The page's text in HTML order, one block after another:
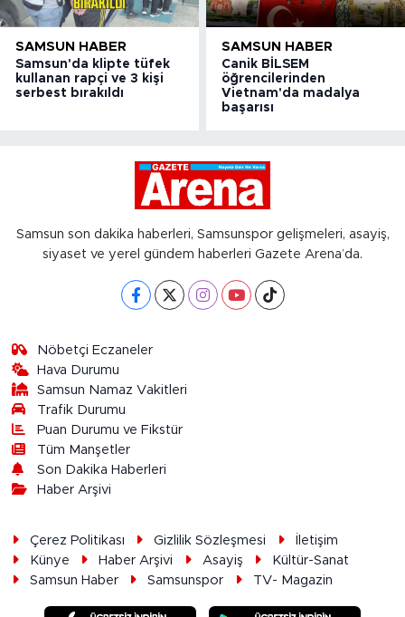
SAMSUN HABER
Samsun'da klipte tüfek
kullanan rapçi ve 3 kişi
serbest bırakıldı
SAMSUN HABER
Canik BİLSEM
öğrencilerinden
Vietnam'da madalya
başarısı
Samsun son dakika haberleri, Samsunspor gelişmeleri, asayiş,
siyaset ve yerel gündem haberleri Gazete Arena’da.
Nöbetçi Eczaneler
Hava Durumu
Samsun Namaz Vakitleri
Trafik Durumu
Puan Durumu ve Fikstür
Tüm Manşetler
Son Dakika Haberleri
Haber Arşivi
Çerez Politikası Gizlilik Sözleşmesi
İletişim
Künye
Haber Arşivi Asayiş
Kültür-Sanat
Samsun Haber
Samsunspor TV- Magazin